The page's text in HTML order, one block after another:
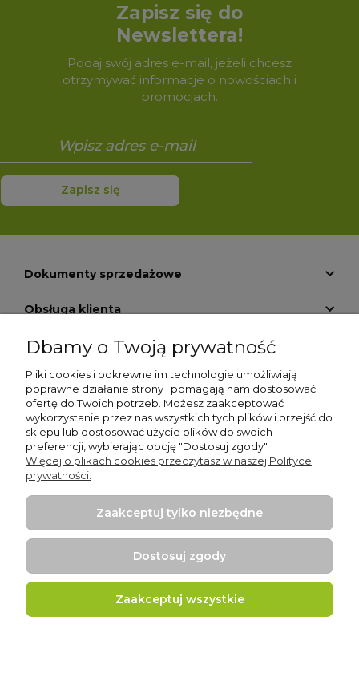
Zapisz się do
Newslettera!
Podaj swój adres e-mail, jeżeli chcesz
otrzymywać informacje o nowościach i
promocjach.
Zapisz się
Dokumenty sprzedażowe
Obsługa klienta
Informacje
Pomoc
O nas
Moje konto
Płatności i dostawa
Gry edukacyjne
Projekt i wykonanie:Ecommercy.pl
Dbamy o Twoją prywatność
Pliki cookies i pokrewne im technologie umożliwiają
poprawne działanie strony i pomagają nam dostosować
ofertę do Twoich potrzeb. Możesz zaakceptować
wykorzystanie przez nas wszystkich tych plików i przejść do
sklepu lub dostosować użycie plików do swoich
preferencji, wybierając opcję "Dostosuj zgody".
Więcej o plikach cookies przeczytasz w naszej Polityce
prywatności.
Zaakceptuj tylko niezbędne
Dostosuj zgody
Zaakceptuj wszystkie